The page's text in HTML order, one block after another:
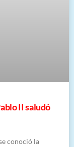
II saludó
conoció la